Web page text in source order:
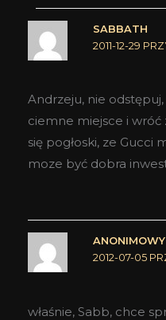
SABBATH
2011-12-29
Andrzeju, nie
ciemne miejsce i wróć
się pogłoski, ze Gucci
moze być dobra
ANONIMOWY
2012-07-05
właśnie, Sabb, chce